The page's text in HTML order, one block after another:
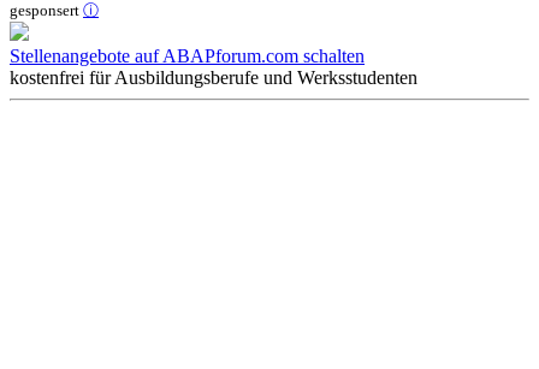
gesponsert ⓘ
Stellenangebote auf ABAPforum.com schalten
kostenfrei für Ausbildungsberufe und Werksstudenten